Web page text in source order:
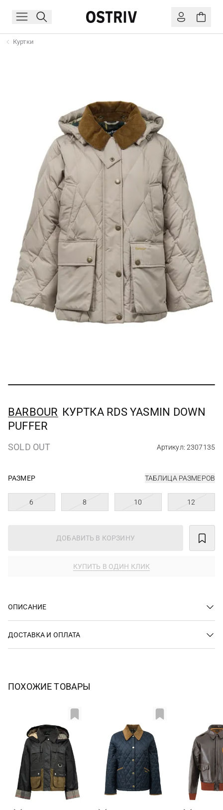
Куртки
BARBOUR КУРТКА RDS YASMIN DOWN
PUFFER
SOLD OUT Артикул: 2307135
РАЗМЕР ТАБЛИЦА РАЗМЕРОВ
6 8 10 12
ДОБАВИТЬ В КОРЗИНУ
КУПИТЬ В ОДИН КЛИК
ОПИСАНИЕ
ДОСТАВКА И ОПЛАТА
ПОХОЖИЕ ТОВАРЫ